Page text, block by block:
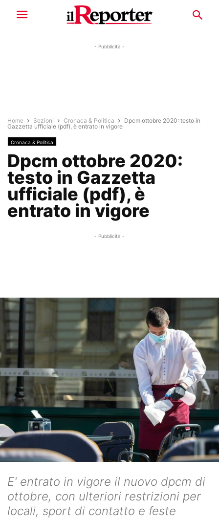
- Pubblicità -
Home Sezioni Cronaca & Politica
Dpcm ottobre 2020: testo in
Gazzetta ufficiale (pdf), è entrato in vigore
Cronaca & Politica
Dpcm ottobre 2020:
testo in Gazzetta
ufficiale (pdf), è
entrato in vigore
- Pubblicità -
E' entrato in vigore il nuovo dpcm di
ottobre, con ulteriori restrizioni per
locali, sport di contatto e feste